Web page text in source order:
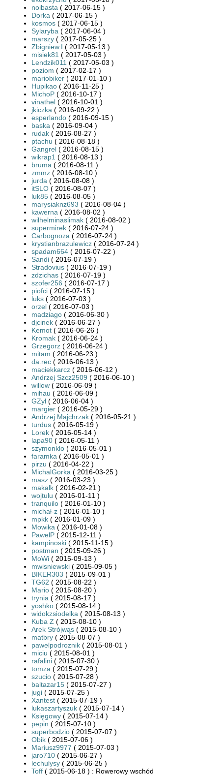
noibasta ( 2017-06-15 )
Dorka ( 2017-06-15 )
kosmos ( 2017-06-15 )
Sylaryba ( 2017-06-04 )
marszy ( 2017-05-25 )
Zbigniew.I ( 2017-05-13 )
misiek81 ( 2017-05-03 )
Lendzik011 ( 2017-05-03 )
poziom ( 2017-02-17 )
mariobiker ( 2017-01-10 )
Hupikao ( 2016-11-25 )
MichoP ( 2016-10-17 )
vinathel ( 2016-10-01 )
jkiczka ( 2016-09-22 )
esperlando ( 2016-09-15 )
baska ( 2016-09-04 )
rudak ( 2016-08-27 )
ptachu ( 2016-08-18 )
Gangrel ( 2016-08-15 )
wikrap1 ( 2016-08-13 )
bruma ( 2016-08-11 )
zmmz ( 2016-08-10 )
jurda ( 2016-08-08 )
itSLO ( 2016-08-07 )
luk85 ( 2016-08-05 )
marysiaknz693 ( 2016-08-04 )
kawerna ( 2016-08-02 )
wilhelminaslimak ( 2016-08-02 )
supermirek ( 2016-07-24 )
Carbognoza ( 2016-07-24 )
krystianbrazulewicz ( 2016-07-24 )
spadam664 ( 2016-07-22 )
Sandi ( 2016-07-19 )
Stradovius ( 2016-07-19 )
zdzichas ( 2016-07-19 )
szofer256 ( 2016-07-17 )
piofci ( 2016-07-15 )
luks ( 2016-07-03 )
orzel ( 2016-07-03 )
madziago ( 2016-06-30 )
djcinek ( 2016-06-27 )
Kemot ( 2016-06-26 )
Kromak ( 2016-06-24 )
Grzegorz ( 2016-06-24 )
mitam ( 2016-06-23 )
da.rec ( 2016-06-13 )
maciekkarcz ( 2016-06-12 )
Andrzej Szcz2509 ( 2016-06-10 )
willow ( 2016-06-09 )
mihau ( 2016-06-09 )
GZyl ( 2016-06-04 )
margier ( 2016-05-29 )
Andrzej Majchrzak ( 2016-05-21 )
turdus ( 2016-05-19 )
Lorek ( 2016-05-14 )
lapa90 ( 2016-05-11 )
szymonklo ( 2016-05-01 )
faramka ( 2016-05-01 )
pirzu ( 2016-04-22 )
MichalGorka ( 2016-03-25 )
masz ( 2016-03-23 )
makalk ( 2016-02-21 )
wojtulu ( 2016-01-11 )
tranquilo ( 2016-01-10 )
michał-z ( 2016-01-10 )
mpkk ( 2016-01-09 )
Mowika ( 2016-01-08 )
PawelP ( 2015-12-11 )
kampinoski ( 2015-11-15 )
postman ( 2015-09-26 )
MoWi ( 2015-09-13 )
mwisniewski ( 2015-09-05 )
BIKER303 ( 2015-09-01 )
TG62 ( 2015-08-22 )
Mario ( 2015-08-20 )
trynia ( 2015-08-17 )
yoshko ( 2015-08-14 )
widokzsiodelka ( 2015-08-13 )
Kuba Z ( 2015-08-10 )
Arek Strójwąs ( 2015-08-10 )
matbry ( 2015-08-07 )
pawelpodroznik ( 2015-08-01 )
miciu ( 2015-08-01 )
rafalini ( 2015-07-30 )
tomza ( 2015-07-29 )
szucio ( 2015-07-28 )
baltazar15 ( 2015-07-27 )
jugi ( 2015-07-25 )
Xantest ( 2015-07-19 )
lukaszartyszuk ( 2015-07-14 )
Księgowy ( 2015-07-14 )
pepin ( 2015-07-10 )
superbodzio ( 2015-07-07 )
Obik ( 2015-07-06 )
Mariusz9977 ( 2015-07-03 )
jaro710 ( 2015-06-27 )
lechulysy ( 2015-06-25 )
Toff ( 2015-06-18 ) : Rowerowy wschód